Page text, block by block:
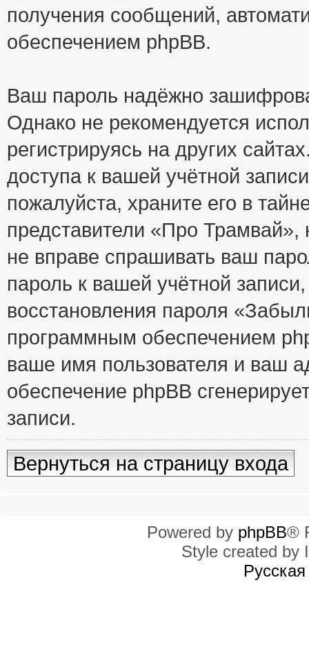
получения сообщений,
обеспечением phpBB.
Ваш пароль надёжно
Однако не рекомендуется
регистрируясь на других
доступа к вашей учётной
пожалуйста, храните его в
представители «Про Трамвай»,
не вправе спрашивать ваш
пароль к вашей учётной
восстановления пароля
программным обеспечением
ваше имя пользователя и ваш
обеспечение phpBB
записи.
Вернуться на страницу входа
Powered by phpBB®
Style created by